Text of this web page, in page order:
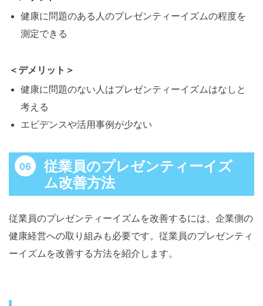
健康に問題のある人のプレゼンティーイズムの程度を
測定できる
＜デメリット＞
健康に問題のない人はプレゼンティーイズムはなしと
考える
エビデンスや活用事例が少ない
従業員のプレゼンティーイズ
ム改善方法
従業員のプレゼンティーイズムを改善するには、企業側の
健康経営への取り組みも必要です。従業員のプレゼンティ
ーイズムを改善する方法を紹介します。